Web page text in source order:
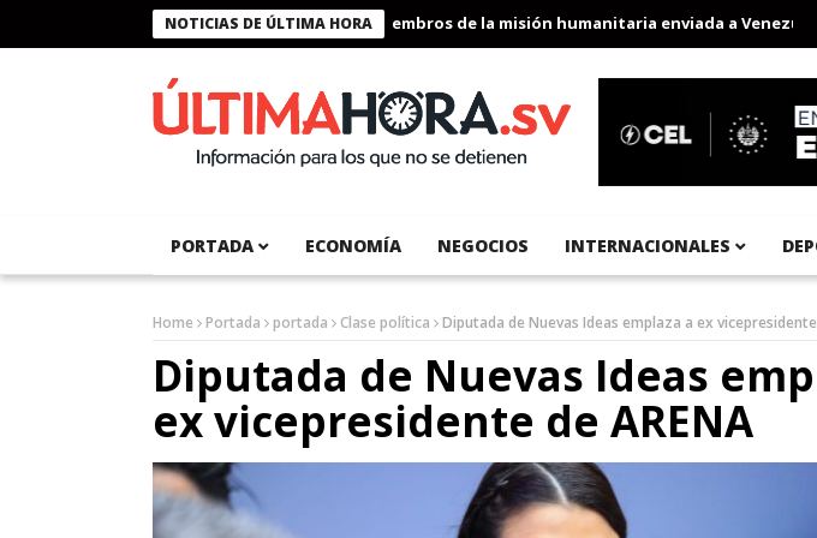
NOTICIAS DE ÚLTIMA HORA
Presidente Bukele condecora a miembros de la misión humanitaria enviada a Venezuela
PORTADA ECONOMÍA NEGOCIOS INTERNACIONALES
Home Portada portada Clase política Diputada de Nuevas Ideas emplaza a ex vicepresidente
Diputada de Nuevas Ideas
ex vicepresidente de ARENA